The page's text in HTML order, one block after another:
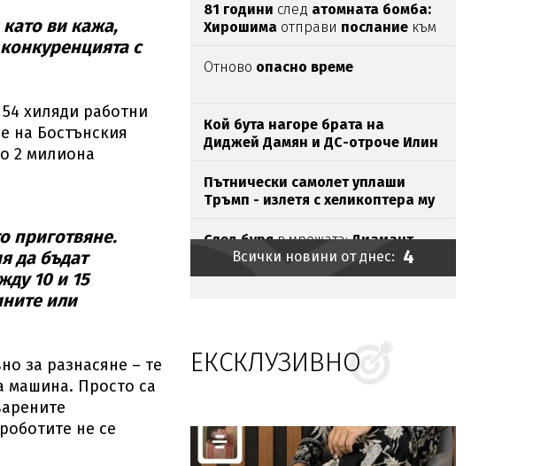
ви кажа,
с
хиляди работни
на Бостънския
2 милиона
приготвяне.
да бъдат
10 и 15
или
за разнасяне – те
машина. Просто са
не се
81 години след атомната бомба:
Хирошима отправи послание към
Отново опасно време
Кой бута нагоре брата на
Диджей Дамян и ДС-отроче Илин
Пътнически самолет уплаши
Тръмп - излетя с хеликоптера му
След буряв мрежата:Диамант
изтри профила си във фейсук
Остров Козлодуй изчезна в
пресъхналия Дунав
става по-критична отвсякога
Всички новини от днес: 4
ЕКСКЛУЗИВНО